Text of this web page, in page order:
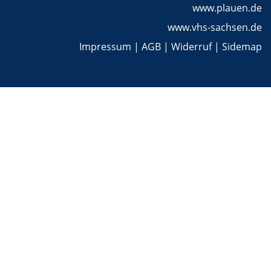
www.plauen.de
www.vhs-sachsen.de
Impressum | AGB | Widerruf| Sidemap